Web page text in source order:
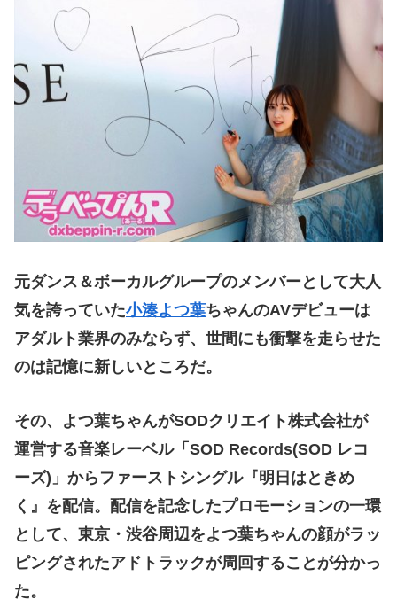
元ダンス＆ボーカルグループのメンバーとして大人
気を誇っていた小湊よつ葉ちゃんのAVデビューは
アダルト業界のみならず、世間にも衝撃を走らせた
のは記憶に新しいところだ。
その、よつ葉ちゃんがSODクリエイト株式会社が
運営する音楽レーベル「SOD Records(SOD レコ
ーズ)」からファーストシングル『明日はときめ
く』を配信。配信を記念したプロモーションの一環
として、東京・渋谷周辺をよつ葉ちゃんの顔がラッ
ピングされたアドトラックが周回することが分かっ
た。